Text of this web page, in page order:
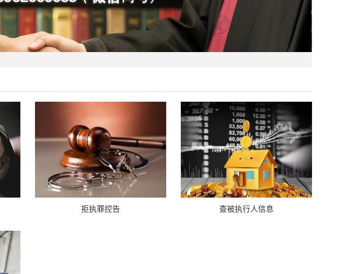
拒执罪控告 查被执行人信息